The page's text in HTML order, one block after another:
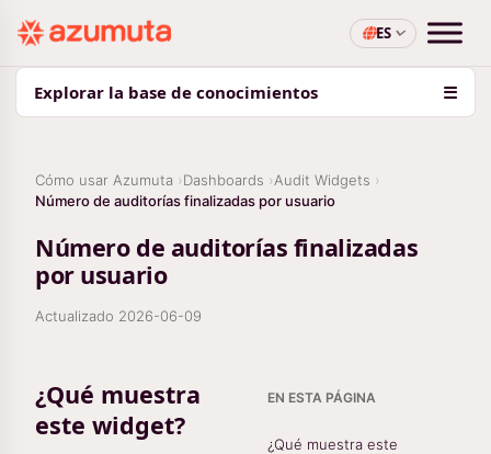
ES
Explorar la base de conocimientos ☰
Cómo usar Azumuta Dashboards
Audit Widgets
Número de auditorías finalizadas por usuario
Número de auditorías finalizadas
por usuario
Actualizado 2026-06-09
¿Qué muestra
este widget?
EN ESTA PÁGINA
¿Qué muestra este